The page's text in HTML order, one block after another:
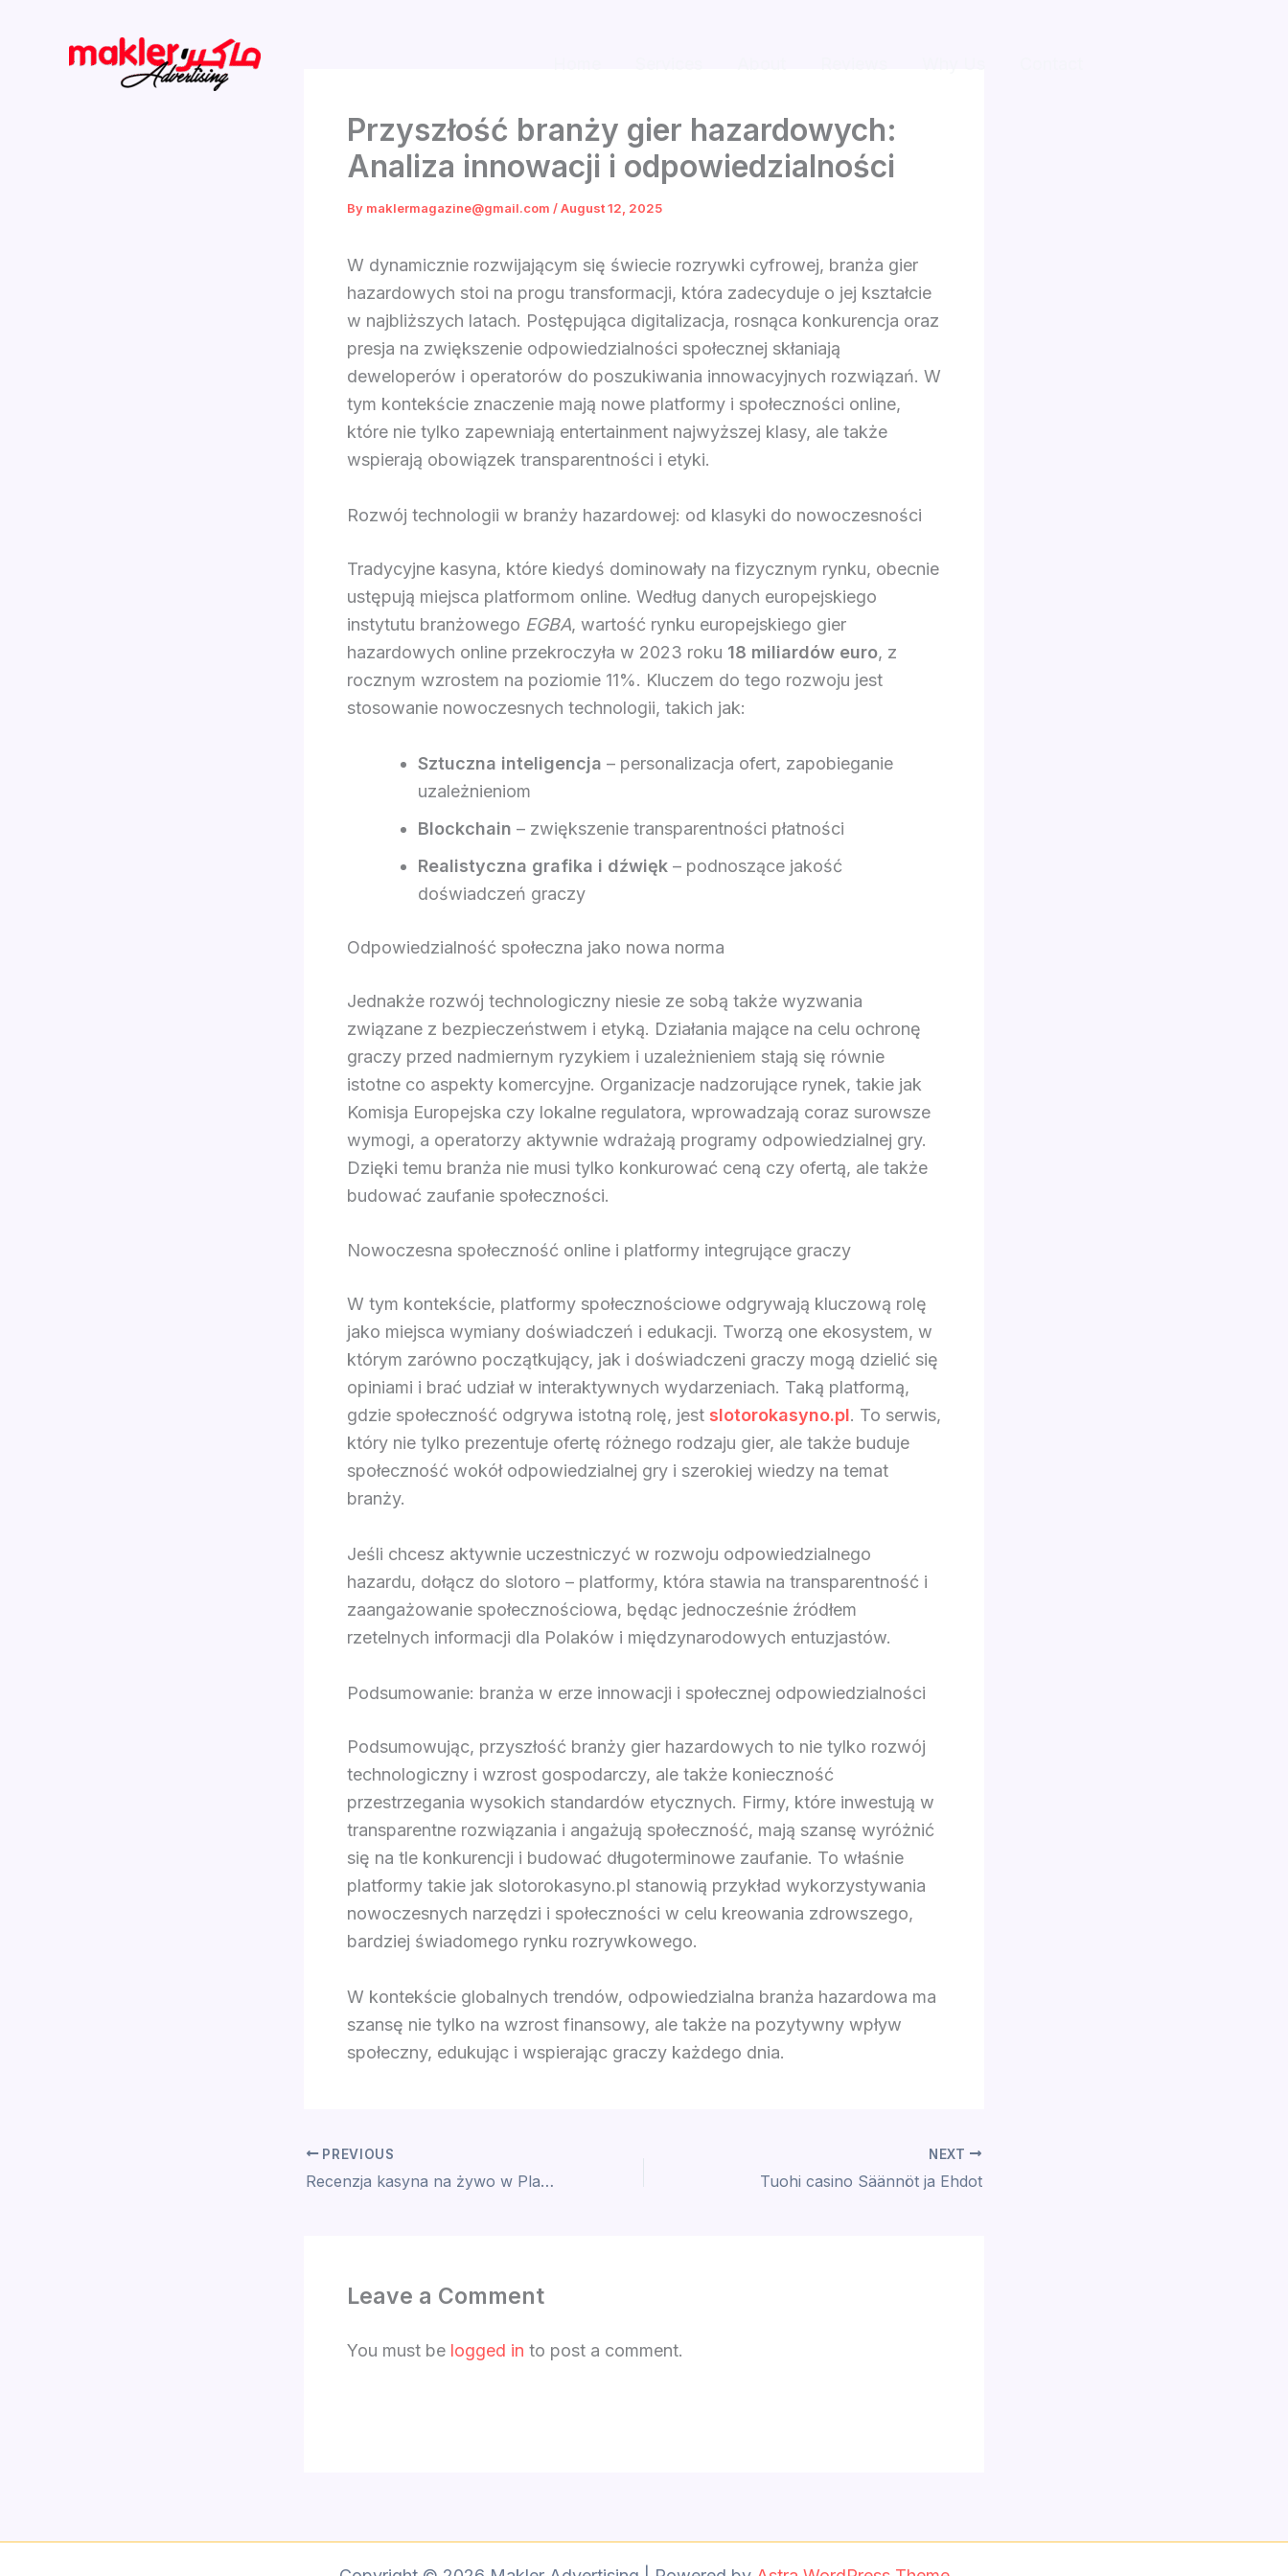
Przyszłość branży gier hazardowych:
Analiza innowacji i odpowiedzialności
By maklermagazine@gmail.com /August 12, 2025
W dynamicznie rozwijającym się świecie rozrywki cyfrowej, branża gier
hazardowych stoi na progu transformacji, która zadecyduje o jej kształcie
w najbliższych latach. Postępująca digitalizacja, rosnąca konkurencja oraz
presja na zwiększenie odpowiedzialności społecznej skłaniają
deweloperów i operatorów do poszukiwania innowacyjnych rozwiązań. W
tym kontekście znaczenie mają nowe platformy i społeczności online,
które nie tylko zapewniają entertainment najwyższej klasy, ale także
wspierają obowiązek transparentności i etyki.
Rozwój technologii w branży hazardowej: od klasyki do nowoczesności
Tradycyjne kasyna, które kiedyś dominowały na fizycznym rynku, obecnie
ustępują miejsca platformom online. Według danych europejskiego
instytutu branżowego EGBA, wartość rynku europejskiego gier
hazardowych online przekroczyła w 2023 roku 18 miliardów euro, z
rocznym wzrostem na poziomie 11%. Kluczem do tego rozwoju jest
stosowanie nowoczesnych technologii, takich jak:
Sztuczna inteligencja – personalizacja ofert, zapobieganie
uzależnieniom
Blockchain – zwiększenie transparentności płatności
Realistyczna grafika i dźwięk – podnoszące jakość
doświadczeń graczy
Odpowiedzialność społeczna jako nowa norma
Jednakże rozwój technologiczny niesie ze sobą także wyzwania
związane z bezpieczeństwem i etyką. Działania mające na celu ochronę
graczy przed nadmiernym ryzykiem i uzależnieniem stają się równie
istotne co aspekty komercyjne. Organizacje nadzorujące rynek, takie jak
Komisja Europejska czy lokalne regulatora, wprowadzają coraz surowsze
wymogi, a operatorzy aktywnie wdrażają programy odpowiedzialnej gry.
Dzięki temu branża nie musi tylko konkurować ceną czy ofertą, ale także
budować zaufanie społeczności.
Nowoczesna społeczność online i platformy integrujące graczy
W tym kontekście, platformy społecznościowe odgrywają kluczową rolę
jako miejsca wymiany doświadczeń i edukacji. Tworzą one ekosystem, w
którym zarówno początkujący, jak i doświadczeni graczy mogą dzielić się
opiniami i brać udział w interaktywnych wydarzeniach. Taką platformą,
gdzie społeczność odgrywa istotną rolę, jest slotorokasyno.pl. To serwis,
który nie tylko prezentuje ofertę różnego rodzaju gier, ale także buduje
społeczność wokół odpowiedzialnej gry i szerokiej wiedzy na temat
branży.
Jeśli chcesz aktywnie uczestniczyć w rozwoju odpowiedzialnego
hazardu, dołącz do slotoro – platformy, która stawia na transparentność i
zaangażowanie społecznościowa, będąc jednocześnie źródłem
rzetelnych informacji dla Polaków i międzynarodowych entuzjastów.
Podsumowanie: branża w erze innowacji i społecznej odpowiedzialności
Podsumowując, przyszłość branży gier hazardowych to nie tylko rozwój
technologiczny i wzrost gospodarczy, ale także konieczność
przestrzegania wysokich standardów etycznych. Firmy, które inwestują w
transparentne rozwiązania i angażują społeczność, mają szansę wyróżnić
się na tle konkurencji i budować długoterminowe zaufanie. To właśnie
platformy takie jak slotorokasyno.pl stanowią przykład wykorzystywania
nowoczesnych narzędzi i społeczności w celu kreowania zdrowszego,
bardziej świadomego rynku rozrywkowego.
W kontekście globalnych trendów, odpowiedzialna branża hazardowa ma
szansę nie tylko na wzrost finansowy, ale także na pozytywny wpływ
społeczny, edukując i wspierając graczy każdego dnia.
PREVIOUS
Recenzja kasyna na żywo w Playamo Casino
NEXT
Tuohi casino Säännöt ja Ehdot
Leave a Comment
You must be logged in to post a comment.